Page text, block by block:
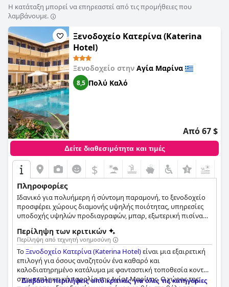
Η κατάταξη μπορεί να επηρεαστεί από τις προμήθειες που
λαμβάνουμε.
Ξενοδοχείο Κατερίνα (Katerina
Hotel)
Ξενοδοχείο στην Αγία Μαρίνα
8,5 Πολύ Καλό
Από 67 $
Δείτε διαθεσιμότητα και τιμές
$
Πληροφορίες
Ιδανικό για πολυήμερη ή σύντομη παραμονή, το ξενοδοχείο
προσφέρει χώρους διαμονής υψηλής ποιότητας, υπηρεσίες
υποδοχής υψηλών προδιαγραφών, μπαρ, εξωτερική πισίνα
Περίληψη των κριτικών
Περίληψη από τεχνητή νοημοσύνη
ΤοΞενοδοχείο Κατερίνα (Katerina Hotel)είναι μια εξαιρετική
επιλογή για όσους αναζητούν ένα καθαρό και
καλοδιατηρημένο κατάλυμα με φανταστική τοποθεσία κοντά
στην εκπληκτική παραλία της Αγίας Μαρίνας. Ο χώρος της
Διαβάστε περιλήψεις από κριτικές για όλες τις κατηγορίες